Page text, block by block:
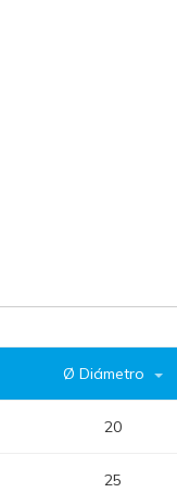
Ø Diámetro
20
25